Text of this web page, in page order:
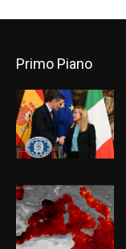
Primo Piano